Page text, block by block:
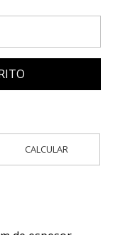
CALCULAR